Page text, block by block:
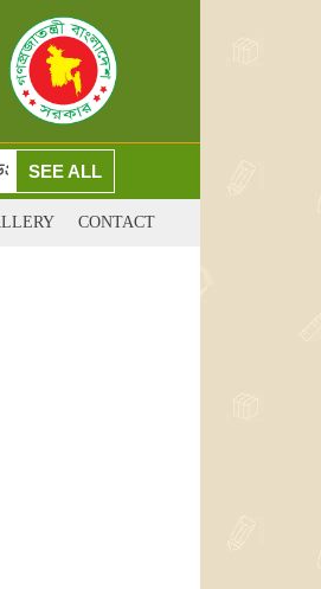
ও সার্টিফিকেট কোর্স ২য় বর্ষের ১ম
SEE ALL
CONTACT